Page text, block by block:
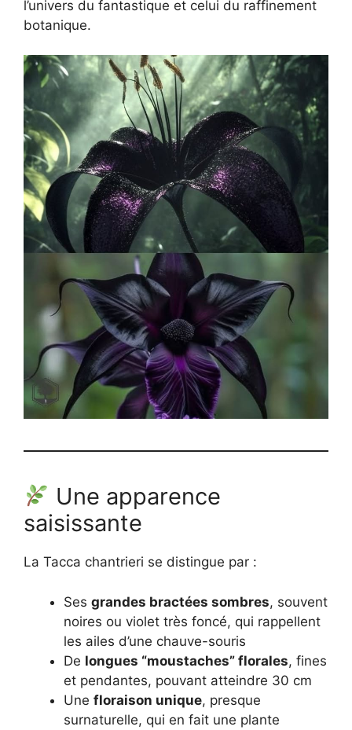
l’univers du fantastique et celui du raffinement
botanique.
Une apparence
saisissante
La Tacca chantrieri se distingue par :
Ses grandes bractées sombres, souvent
noires ou violet très foncé, qui rappellent
les ailes d’une chauve-souris
De longues “moustaches” florales, fines
et pendantes, pouvant atteindre 30 cm
Une floraison unique, presque
surnaturelle, qui en fait une plante